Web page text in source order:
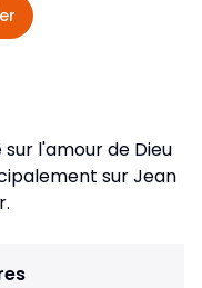
l'amour de Dieu
sur Jean